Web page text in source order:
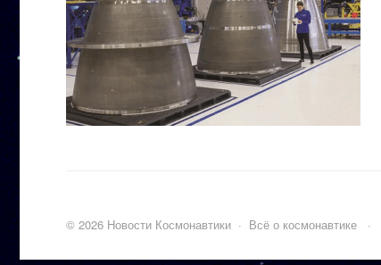
© 2026 Новости Космонавтики · Всё о космонавтике ·